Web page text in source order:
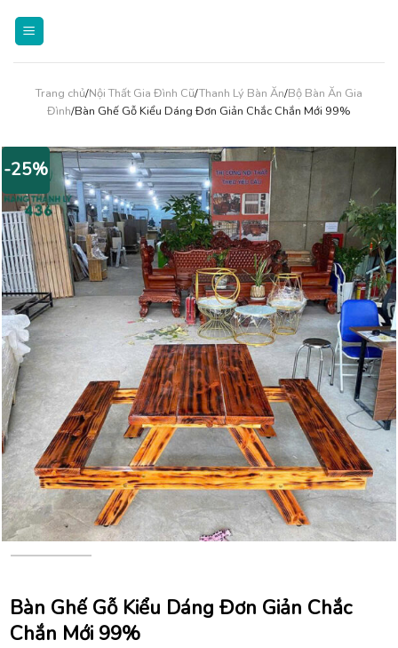
Trang chủ/Nội Thất Gia Đình Cũ/Thanh Lý Bàn Ăn/Bộ Bàn Ăn Gia
Đình/Bàn Ghế Gỗ Kiểu Dáng Đơn Giản Chắc Chắn Mới 99%
-25%
Bàn Ghế Gỗ Kiểu Dáng Đơn Giản Chắc
Chắn Mới 99%